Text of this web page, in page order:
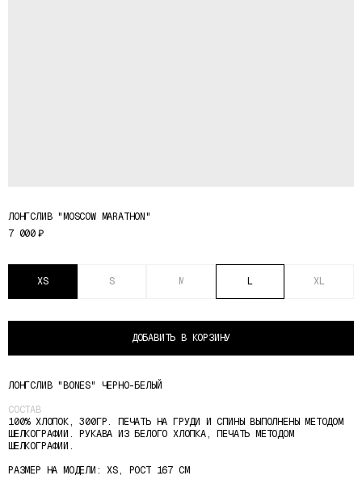
ЛОНГСЛИВ "MOSCOW MARATHON"
7 000₽
XS S M L XL
ДОБАВИТЬ В КОРЗИНУ
ЛОНГСЛИВ "BONES" ЧЕРНО-БЕЛЫЙ
СОСТАВ
100% ХЛОПОК, 300ГР. ПЕЧАТЬ НА ГРУДИ И СПИНЫ ВЫПОЛНЕНЫ МЕТОДОМ
ШЕЛКОГРАФИИ. РУКАВА ИЗ БЕЛОГО ХЛОПКА, ПЕЧАТЬ МЕТОДОМ
ШЕЛКОГРАФИИ.
РАЗМЕР НА МОДЕЛИ: XS, РОСТ 167 СМ
MINT RUNNING™ CLUB
©2026